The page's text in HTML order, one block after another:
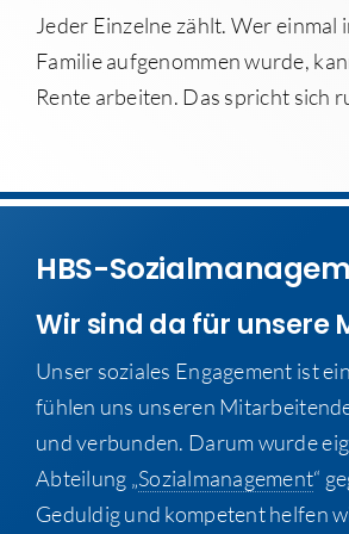
Jeder Einzelne zählt. Wer einmal
Familie aufgenommen wurde,
Rente arbeiten. Das spricht sich
HBS-
Wir sind da für unsere
Unser soziales Engagement ist
fühlen uns unseren
und verbunden. Darum wurde
Abteilung „Sozialmanagement“
Geduldig und kompetent helfen